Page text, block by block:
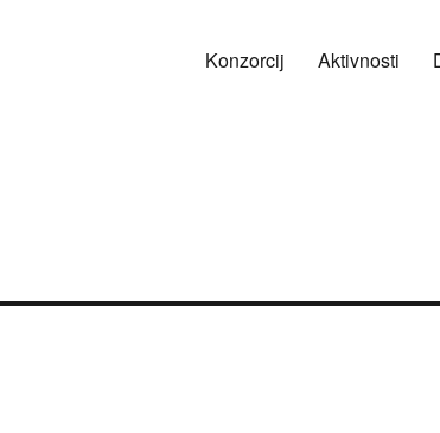
Konzorcij Aktivnosti